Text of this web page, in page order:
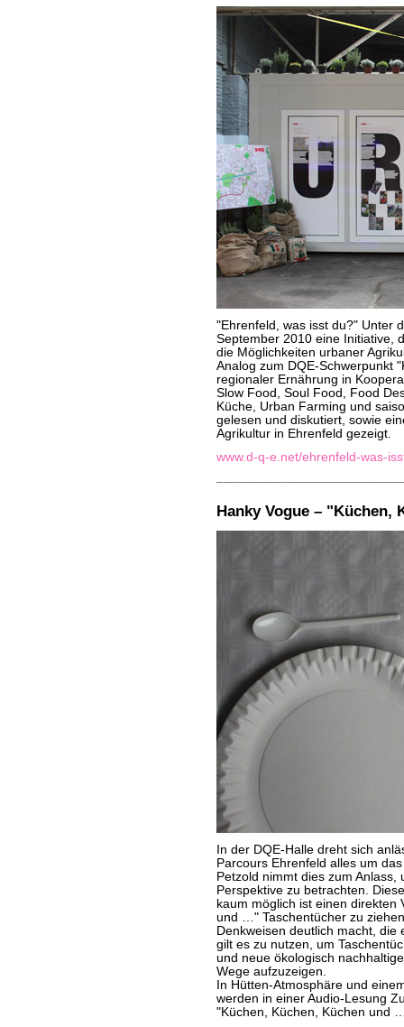
"Ehrenfeld, was isst du?" Unter
September 2010 eine Initiative,
die Möglichkeiten urbaner
Analog zum DQE-Schwerpunkt
regionaler Ernährung in
Slow Food, Soul Food, Food
Küche, Urban Farming und
gelesen und diskutiert, sowie
Agrikultur in Ehrenfeld gezeigt.
www.d-q-e.net/ehrenfeld-was-
Hanky Vogue –
In der DQE-Halle dreht sich
Parcours Ehrenfeld alles um
Petzold nimmt dies zum
Perspektive zu betrachten.
kaum möglich ist einen direkten
und …" Taschentücher zu
Denkweisen deutlich macht,
gilt es zu nutzen, um
und neue ökologisch
Wege aufzuzeigen.
In Hütten-Atmosphäre und
werden in einer Audio-Lesung
"Küchen, Küchen, Küchen und